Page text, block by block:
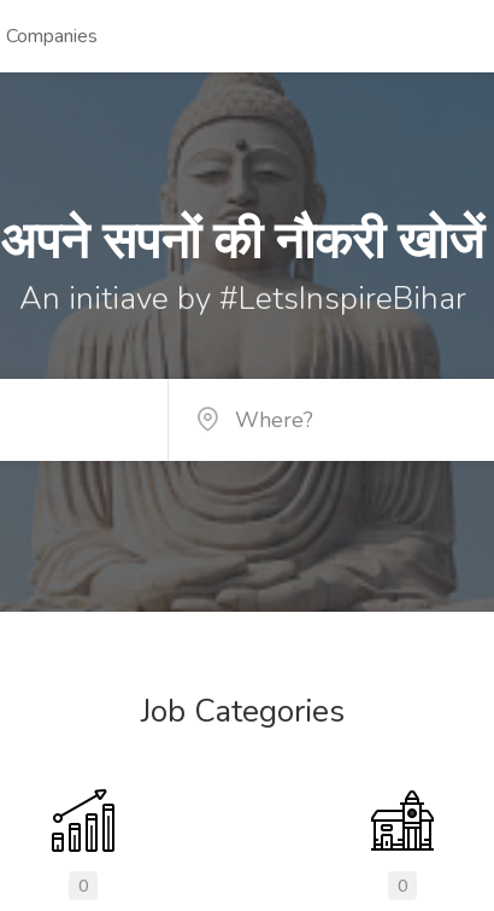
Companies
अपने सपनों की नौकरी खोजें
An initiave by #LetsInspireBihar
Job Categories
0 0